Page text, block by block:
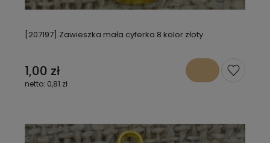
[207197] Zawieszka mała cyferka 8 kolor złoty
1,00 zł
0,81 zł